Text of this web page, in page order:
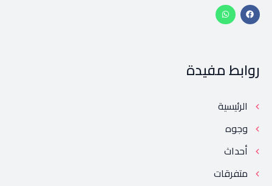
روابط مفيدة
الرئيسية
وجوه
أحداث
متفرقات